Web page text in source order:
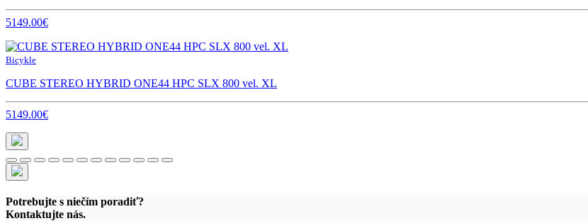
5149.00€
Bicykle
CUBE STEREO HYBRID ONE44 HPC SLX 800 vel. XL
5149.00€
Potrebujte s niečím poradiť?
Kontaktujte nás.